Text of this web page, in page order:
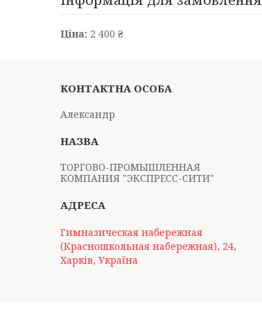
Ціна: 2 400 ₴
Александр
ТОРГОВО-ПРОМЫШЛЕННАЯ
КОМПАНИЯ "ЭКСПРЕСС-СИТИ"
Гимназическая набережная
(Красношкольная набережная), 24,
Харків, Україна